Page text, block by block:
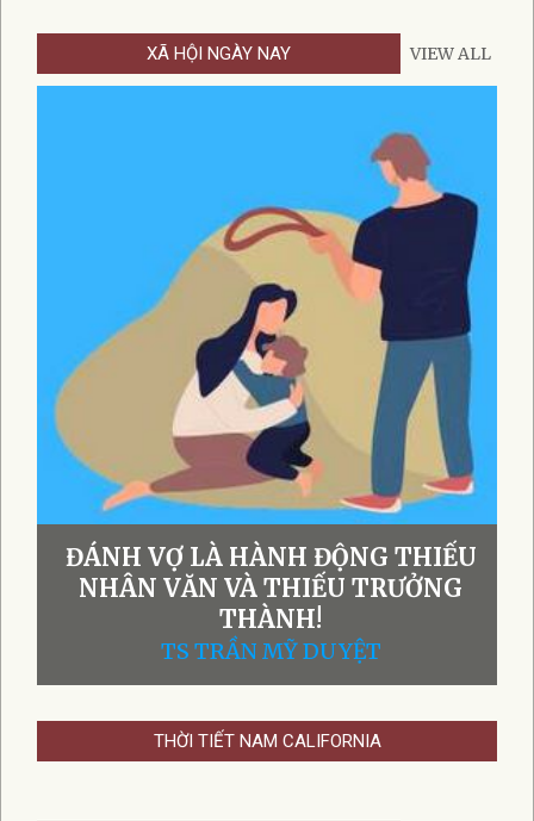
XÃ HỘI NGÀY NAY VIEW ALL
ĐÁNH VỢ LÀ HÀNH ĐỘNG THIẾU
NHÂN VĂN VÀ THIẾU TRƯỞNG
THÀNH!
TS TRẦN MỸ DUYỆT
THỜI TIẾT NAM CALIFORNIA